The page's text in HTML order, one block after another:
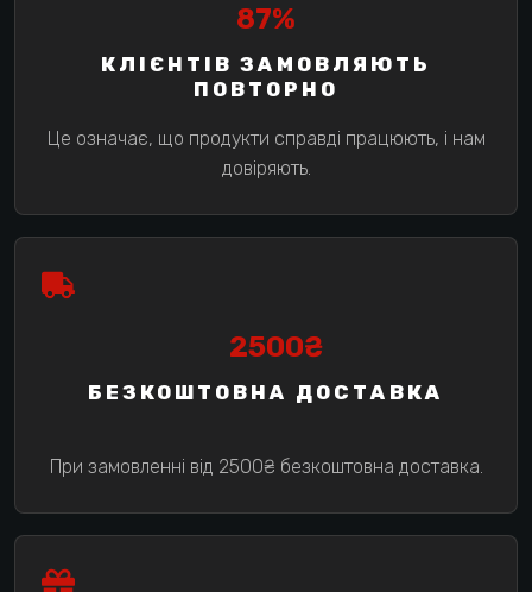
87%
КЛІЄНТІВ ЗАМОВЛЯЮТЬ
ПОВТОРНО
Це означає, що продукти справді працюють, і нам
довіряють.
2500₴
БЕЗКОШТОВНА ДОСТАВКА
При замовленні від 2500₴ безкоштовна доставка.